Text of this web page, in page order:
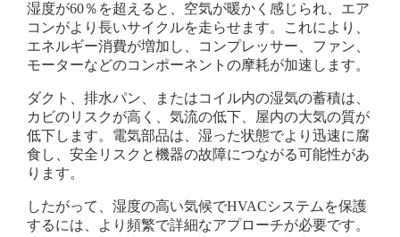
湿度が60％を超えると、空気が暖かく感じられ、エア
コンがより長いサイクルを走らせます。これにより、
エネルギー消費が増加し、コンプレッサー、ファン、
モーターなどのコンポーネントの摩耗が加速します。
ダクト、排水パン、またはコイル内の湿気の蓄積は、
カビのリスクが高く、気流の低下、屋内の大気の質が
低下します。電気部品は、湿った状態でより迅速に腐
食し、安全リスクと機器の故障につながる可能性があ
ります。
したがって、湿度の高い気候でHVACシステムを保護
するには、より頻繁で詳細なアプローチが必要です。